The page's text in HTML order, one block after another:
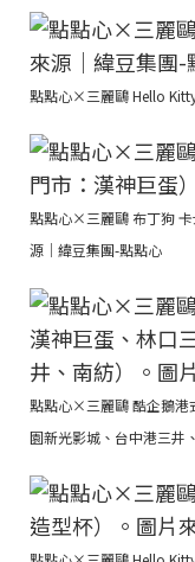
點點心×三麗鷗 Hello
點點心×三麗鷗 布丁狗
源｜緯豆集團-點點心
點點心×三麗鷗 酷企鵝港
園新光影城、台中港三井